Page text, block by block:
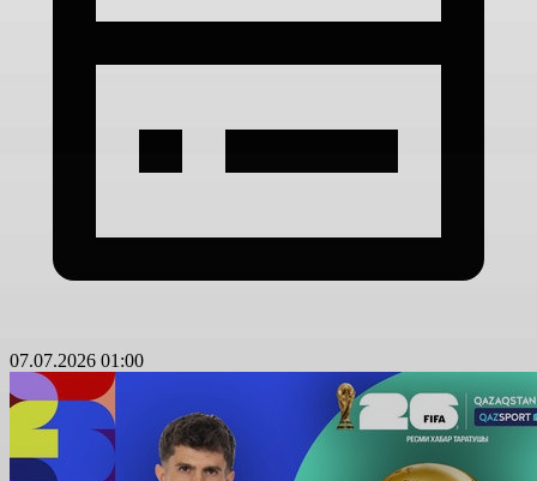
07.07.2026 01:00